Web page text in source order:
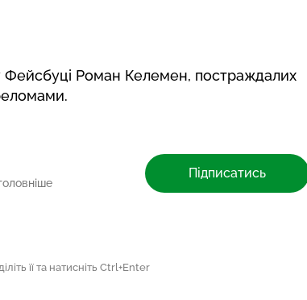
Фейсбуці Роман Келемен, постраждалих
Підписатись
її та натисніть Ctrl+Enter